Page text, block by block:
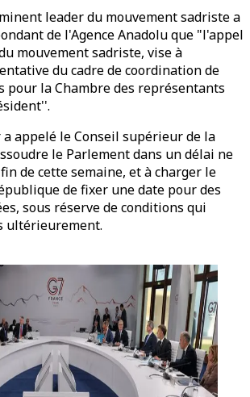
leader du mouvement sadriste a
de l'Agence Anadolu que "l'appel
mouvement sadriste, vise à
du cadre de coordination de
pour la Chambre des représentants
a appelé le Conseil supérieur de la
le Parlement dans un délai ne
de cette semaine, et à charger le
de fixer une date pour des
sous réserve de conditions qui
ultérieurement.